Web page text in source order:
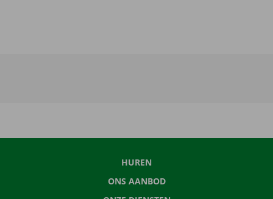
HUREN
ONS AANBOD